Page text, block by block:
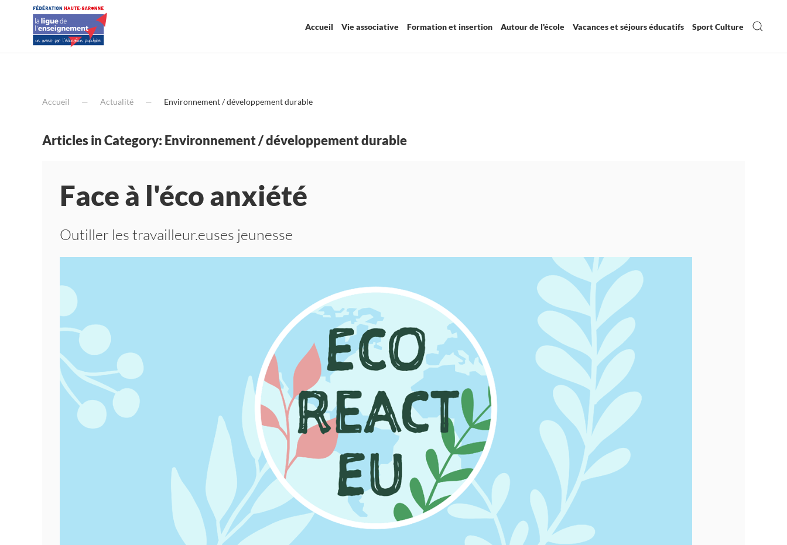
Accueil Vie associative Formation et insertion Autour de l'école Vacances et séjours éducatifs Sport Culture
Accueil Actualité Environnement / développement durable
Articles in Category: Environnement / développement durable
Face à l'éco anxiété
Outiller les travailleur.euses jeunesse